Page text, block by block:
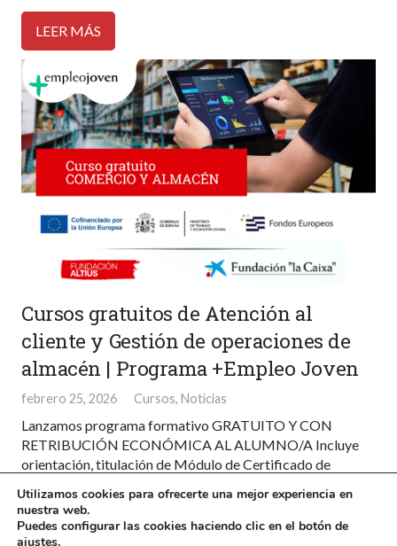
LEER MÁS
Cursos gratuitos de Atención al
cliente y Gestión de operaciones de
almacén | Programa +Empleo Joven
febrero 25, 2026 Cursos,Noticias
Lanzamos programa formativo GRATUITO Y CON
RETRIBUCIÓN ECONÓMICA AL ALUMNO/A Incluye
orientación, titulación de Módulo de Certificado de
para el alumno por…
Utilizamos cookies para ofrecerte una mejor experiencia en
nuestra web.
Puedes configurar las cookies haciendo clic en el botón de
ajustes.